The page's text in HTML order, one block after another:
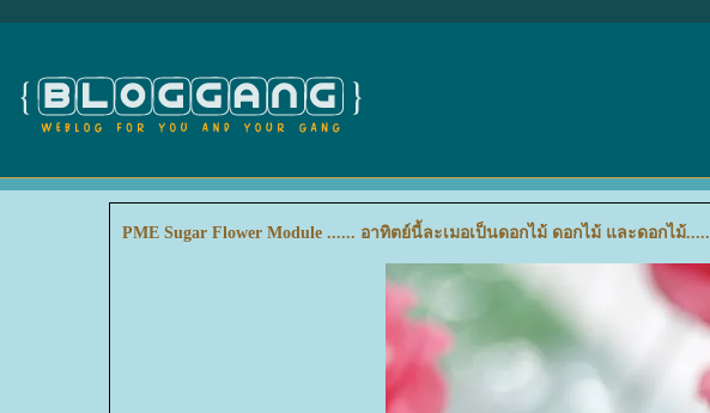
PME Sugar Flower Module ...... อาทิตย์นี้ละเมอเป็นดอกไม้ ดอกไม้ และดอกไม้.....